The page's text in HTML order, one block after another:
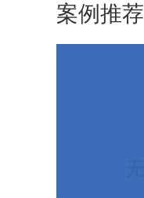
案例推荐